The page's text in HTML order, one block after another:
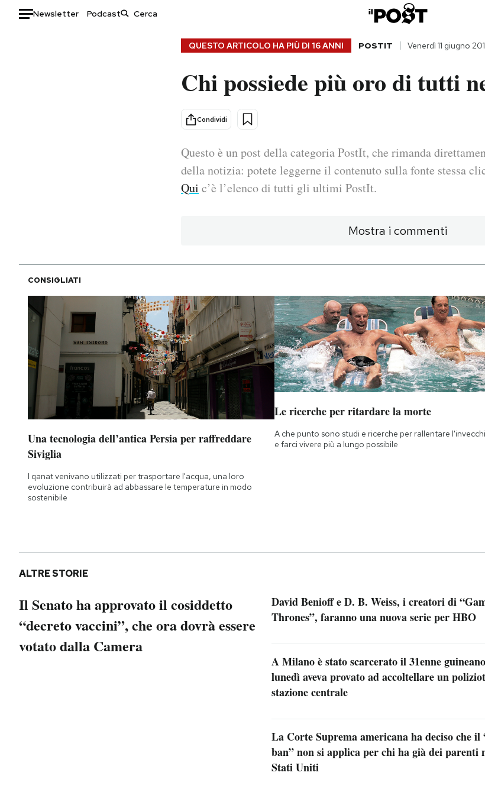
Newsletter Podcast
Consumismi
Storie/Idee
Ok Boomer!
NEWSLETTER
I MIEI PREFERITI
SHOP
CALENDARIO
AREA PERSONALE
Regala il Post
Hai bisogno di aiuto?
QUESTO ARTICOLO HA PIÙ DI 16 ANNI POSTIT Venerdì 11 giugno
Chi possiede più oro di tutti
Condividi
Questo è un post della categoria PostIt, che rimanda
della notizia: potete leggerne il contenuto sulla fonte stessa
Qui c’è l’elenco di tutti gli ultimi PostIt.
Mostra i commenti
CONSIGLIATI
Una tecnologia dell’antica Persia per raffreddare
Siviglia
I qanat venivano utilizzati per trasportare l'acqua, una loro
evoluzione contribuirà ad abbassare le temperature in modo
sostenibile
Le ricerche per ritardare la morte
A che punto sono studi e ricerche per rallentare
e farci vivere più a lungo possibile
ALTRE STORIE
Il Senato ha approvato il cosiddetto
“decreto vaccini”, che ora dovrà essere
votato dalla Camera
David Benioff e D. B. Weiss, i creatori di
Thrones”, faranno una nuova serie per HBO
A Milano è stato scarcerato il 31enne
lunedì aveva provato ad accoltellare un
stazione centrale
La Corte Suprema americana ha deciso che il
ban” non si applica per chi ha già dei parenti
Stati Uniti